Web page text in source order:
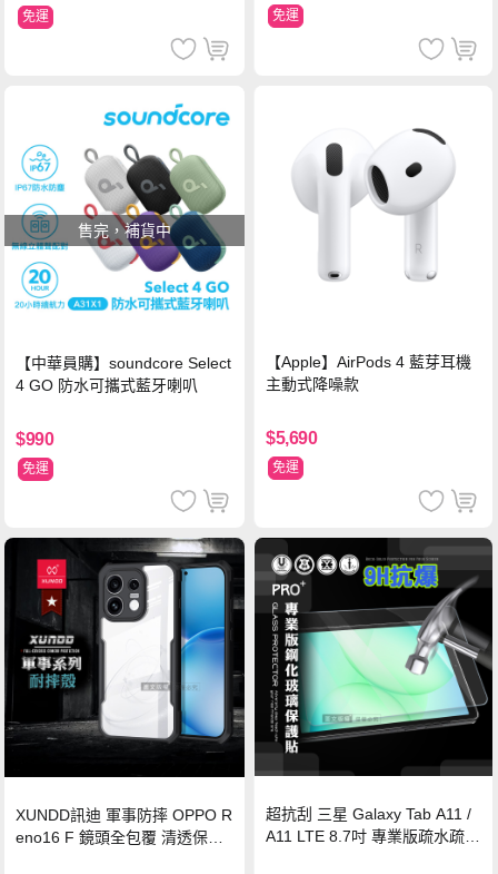
免運 免運
售完，補貨中
【中華員購】soundcore Select
4 GO 防水可攜式藍牙喇叭
$990
免運
【Apple】AirPods 4 藍芽耳機
主動式降噪款
$5,690
免運
XUNDD訊迪 軍事防摔 OPPO R
eno16 F 鏡頭全包覆 清透保護
超抗刮 三星 Galaxy Tab A11 /
A11 LTE 8.7吋 專業版疏水疏油